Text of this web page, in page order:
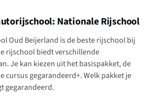
Nationale Rijschool
Oud Beijerland is de beste rijschool bij
rijschool biedt verschillende
Je kan kiezen uit het basispakket, de
cursus gegarandeerd+. Welk pakket je
gegarandeerd.